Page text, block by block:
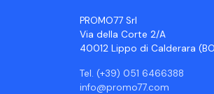
PROMO77 Srl
Via della Corte 2/A
40012 Lippo di Calderara
Tel. (+39) 051 6466388
info@promo77.com